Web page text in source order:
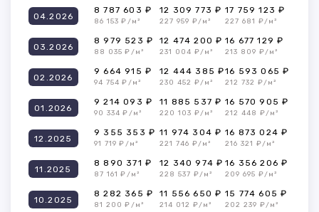
04.2026
8 787 603 ₽
86 153 ₽/м²
12 309 773 ₽
227 959 ₽/м²
17 759 123 ₽
227 681 ₽/м²
03.2026
8 979 523 ₽
88 035 ₽/м²
12 474 200 ₽
231 004 ₽/м²
16 677 129 ₽
213 809 ₽/м²
02.2026
9 664 915 ₽
94 754 ₽/м²
12 444 385 ₽
230 452 ₽/м²
16 593 065 ₽
212 732 ₽/м²
01.2026
9 214 093 ₽
90 334 ₽/м²
11 885 537 ₽
220 103 ₽/м²
16 570 905 ₽
212 448 ₽/м²
12.2025
9 355 353 ₽
91 719 ₽/м²
11 974 304 ₽
221 746 ₽/м²
16 873 024 ₽
216 321 ₽/м²
11.2025
8 890 371 ₽
87 161 ₽/м²
12 340 974 ₽
228 537 ₽/м²
16 356 206 ₽
209 695 ₽/м²
10.2025
8 282 365 ₽
81 200 ₽/м²
11 556 650 ₽
214 012 ₽/м²
15 774 605 ₽
202 239 ₽/м²